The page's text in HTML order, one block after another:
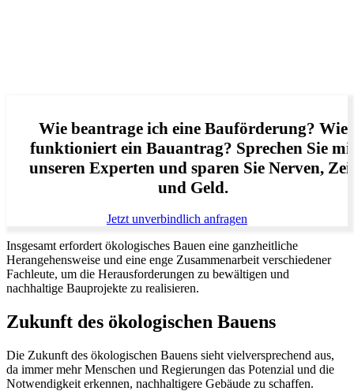
Wie beantrage ich eine Bauförderung? Wie
funktioniert ein Bauantrag? Sprechen Sie
unseren Experten und sparen Sie Nerven,
und Geld.
Jetzt unverbindlich anfragen
Insgesamt erfordert ökologisches Bauen eine ganzheitliche
Herangehensweise und eine enge Zusammenarbeit verschiedener
Fachleute, um die Herausforderungen zu bewältigen und
nachhaltige Bauprojekte zu realisieren.
Zukunft des ökologischen Bauens
Die Zukunft des ökologischen Bauens sieht vielversprechend aus,
da immer mehr Menschen und Regierungen das Potenzial und die
Notwendigkeit erkennen, nachhaltigere Gebäude zu schaffen.